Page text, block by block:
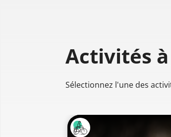
Activités
Sélectionnez l'une des